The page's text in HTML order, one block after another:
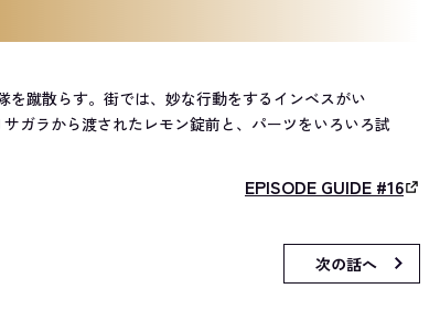
蹴散らす。街では、妙な行動をするインベスがい
ガラから渡されたレモン錠前と、パーツをいろいろ試
EPISODE GUIDE #16
次の話へ